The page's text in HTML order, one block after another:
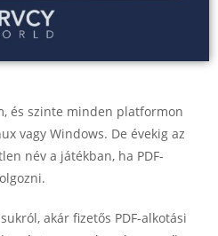
és szinte minden platformon
vagy Windows. De évekig az
név a játékban, ha PDF-
akár fizetős PDF-alkotási